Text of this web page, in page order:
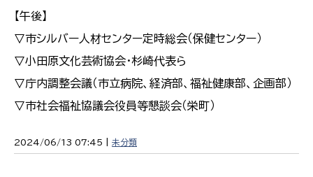
【午後】
▽市シルバー人材センター定時総会（保健センター）
▽小田原文化芸術協会・杉崎代表ら
▽庁内調整会議（市立病院、経済部、福祉健康部、企画部）
▽市社会福祉協議会役員等懇談会（栄町）
2024/06/13 07:45 | 未分類